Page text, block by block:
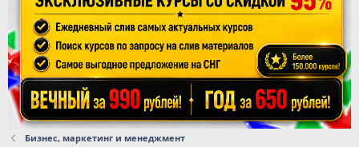
Бизнес, маркетинг и менеджмент